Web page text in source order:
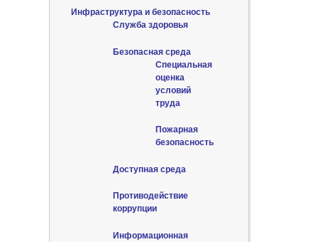
Инфраструктура и безопасность
Служба здоровья
Безопасная среда
Специальная
оценка
условий
труда
Пожарная
безопасность
Доступная среда
Противодействие
коррупции
Информационная